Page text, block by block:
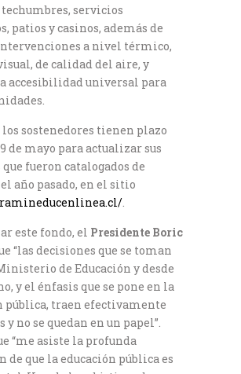
techumbres, servicios
patios y casinos, además de
a nivel térmico,
de calidad del aire, y
accesibilidad universal para
los sostenedores tienen plazo
de mayo para actualizar sus
fueron catalogados de
año pasado, en el sitio
.
este fondo, el Presidente Boric
“las decisiones que se toman
de Educación y desde
y el énfasis que se pone en la
pública, traen efectivamente
y no se quedan en un papel”.
“me asiste la profunda
de que la educación pública es